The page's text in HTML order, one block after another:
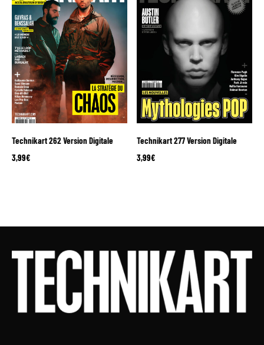
Technikart 262 Version Digitale
3,99€
Technikart 277 Version Digitale
3,99€